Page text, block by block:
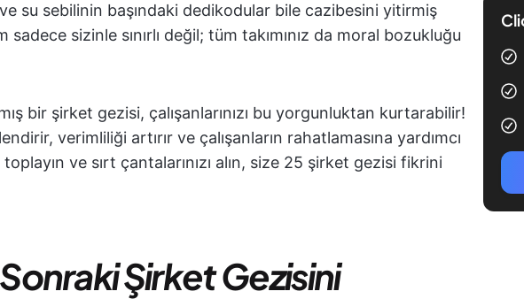
su sebilinin başındaki dedikodular bile cazibesini yitirmiş
sizinle sınırlı değil; tüm takımınız da moral bozukluğu
bir şirket gezisi, çalışanlarınızı bu yorgunluktan kurtarabilir!
verimliliği artırır ve çalışanların rahatlamasına yardımcı
ve sırt çantalarınızı alın, size 25 şirket gezisi fikrini
Şirket Gezisini